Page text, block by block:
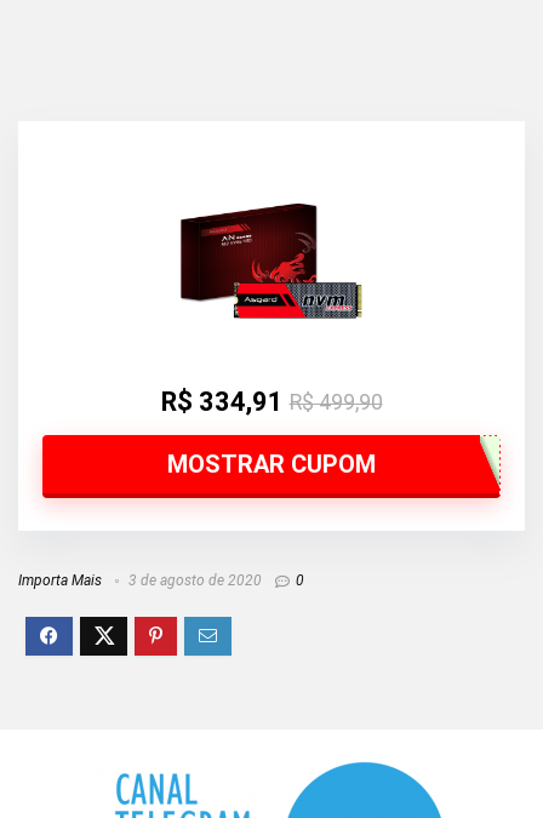
R$ 334,91 R$ 499,90
MOSTRAR CUPOM
Importa Mais 3 de agosto de 2020 0